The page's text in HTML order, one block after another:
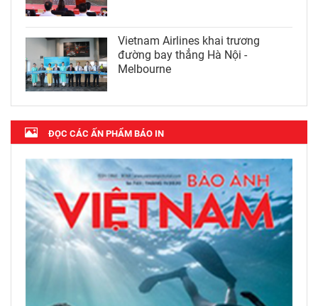
Vietnam Airlines khai trương
đường bay thẳng Hà Nội -
Melbourne
ĐỌC CÁC ẤN PHẨM BÁO IN